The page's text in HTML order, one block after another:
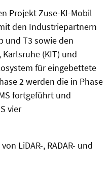
Projekt Zuse-KI-Mobil
den Industriepartnern
und T3 sowie den
(KIT) und
für eingebettete
2 werden die in Phase
fortgeführt und
vier
LiDAR-, RADAR- und